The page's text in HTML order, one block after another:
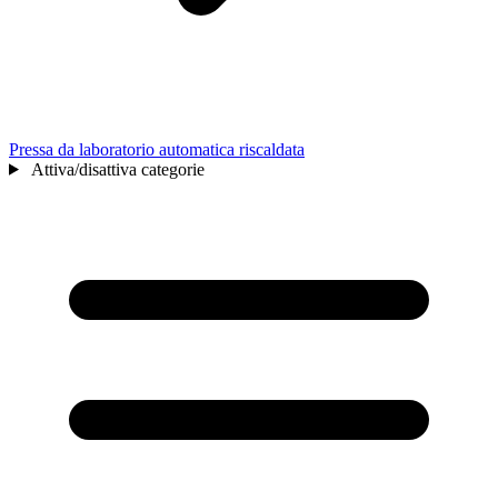
Pressa da laboratorio automatica riscaldata
Attiva/disattiva categorie